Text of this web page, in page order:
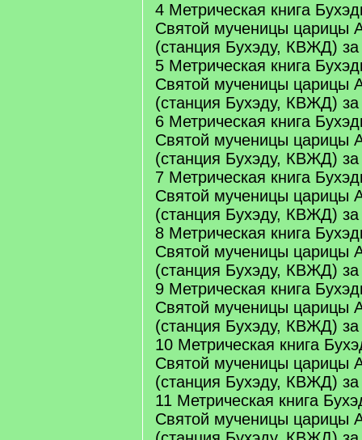
4 Метрическая книга
Святой мученицы царицы
(станция Бухэду, КВЖД) за
5 Метрическая книга
Святой мученицы царицы
(станция Бухэду, КВЖД) за
6 Метрическая книга
Святой мученицы царицы
(станция Бухэду, КВЖД) за
7 Метрическая книга
Святой мученицы царицы
(станция Бухэду, КВЖД) за
8 Метрическая книга
Святой мученицы царицы
(станция Бухэду, КВЖД) за
9 Метрическая книга
Святой мученицы царицы
(станция Бухэду, КВЖД) за
10 Метрическая книга
Святой мученицы царицы
(станция Бухэду, КВЖД) за
11 Метрическая книга
Святой мученицы царицы